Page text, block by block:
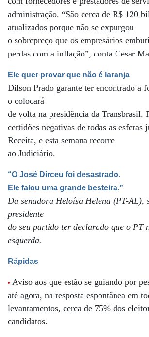
administração. “São cerca de R$ 120
atualizados porque não se expurgou
o sobrepreço que os empresários
perdas com a inflação”, conta Cesar
Ele quer provar que não é laranja
Dilson Prado garante ter encontrado a
o colocará
de volta na presidência da Transbrasil.
certidões negativas de todas as esferas
Receita, e esta semana recorre
ao Judiciário.
“O José Dirceu foi desastrado.
Ele falou uma grande besteira.”
Da senadora Heloísa Helena (PT-AL),
presidente
do seu partido ter declarado que o PT
esquerda.
Rápidas
• Aviso aos que estão se guiando por
até agora, na resposta espontânea em
levantamentos, cerca de 75% dos
candidatos.